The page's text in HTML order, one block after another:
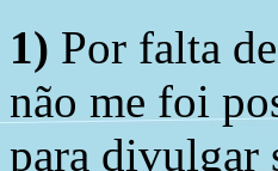
1) Por falta
não me foi
para divulgar